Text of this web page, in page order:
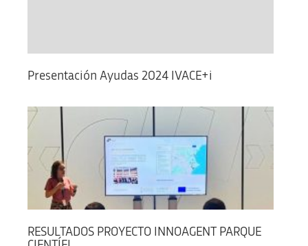
Presentación Ayudas 2024 IVACE+i
RESULTADOS PROYECTO INNOAGENT PARQUE